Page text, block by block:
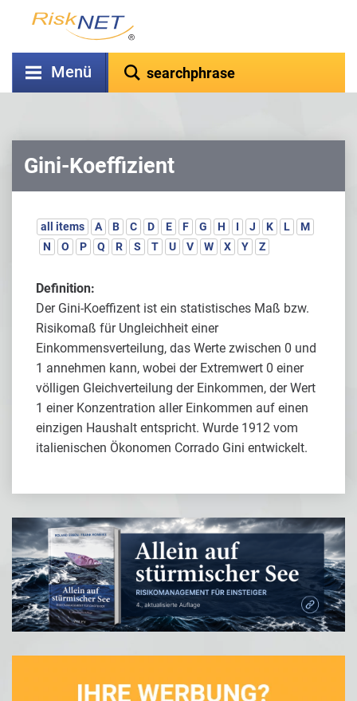
Menü
Gini-Koeffizient
all items A B C D E F G H I J K L
M
N
O P Q R S T U V W X Y Z
Definition:
Der Gini-Koeffizent ist ein statistisches Maß bzw.
Risikomaß für Ungleichheit einer
Einkommensverteilung, das Werte zwischen 0 und
1 annehmen kann, wobei der Extremwert 0 einer
völligen Gleichverteilung der Einkommen, der Wert
1 einer Konzentration aller Einkommen auf einen
einzigen Haushalt entspricht. Wurde 1912 vom
italienischen Ökonomen Corrado Gini entwickelt.